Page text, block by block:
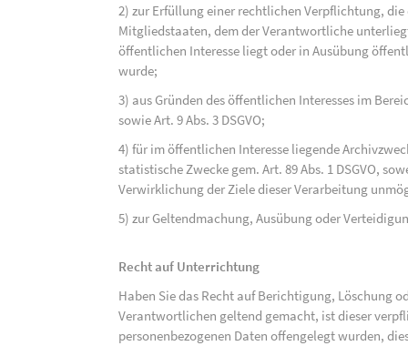
2) zur Erfüllung einer rechtlichen Verpflichtung,
Mitgliedstaaten, dem der Verantwortliche
öffentlichen Interesse liegt oder in Ausübung
wurde;
3) aus Gründen des öffentlichen Interesses im
sowie Art. 9 Abs. 3 DSGVO;
4) für im öffentlichen Interesse liegende
statistische Zwecke gem. Art. 89 Abs. 1 DSGVO,
Verwirklichung der Ziele dieser Verarbeitung
5) zur Geltendmachung, Ausübung oder
Recht auf Unterrichtung
Haben Sie das Recht auf Berichtigung, Löschung
Verantwortlichen geltend gemacht, ist dieser
personenbezogenen Daten offengelegt wurden,